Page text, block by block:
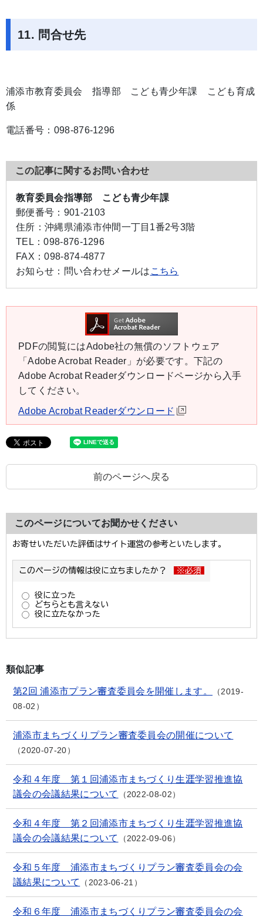
11. 問合せ先
浦添市教育委員会 指導部 こども青少年課 こども育成
係
電話番号：098-876-1296
この記事に関するお問い合わせ
教育委員会指導部 こども青少年課
郵便番号： 901-2103
住所： 沖縄県浦添市仲間一丁目1番2号3階
TEL：098-876-1296
FAX：098-874-4877
お知らせ： 問い合わせメールは こちら
PDFの閲覧にはAdobe社の無償のソフトウェア
「Adobe Acrobat Reader」が必要です。下記の
Adobe Acrobat Readerダウンロードページから入手
してください。
Adobe Acrobat Readerダウンロード
前のページへ戻る
このページについてお聞かせください
類似記事
第2回 浦添市プラン審査委員会を開催します。
2019-
08-02
浦添市まちづくりプラン審査委員会の開催について
2020-07-20
令和４年度 第１回浦添市まちづくり生涯学習推進協
議会の会議結果について
2022-08-02
令和４年度 第２回浦添市まちづくり生涯学習推進協
議会の会議結果について
2022-09-06
令和５年度 浦添市まちづくりプラン審査委員会の会
議結果について
2023-06-21
令和６年度 浦添市まちづくりプラン審査委員会の会